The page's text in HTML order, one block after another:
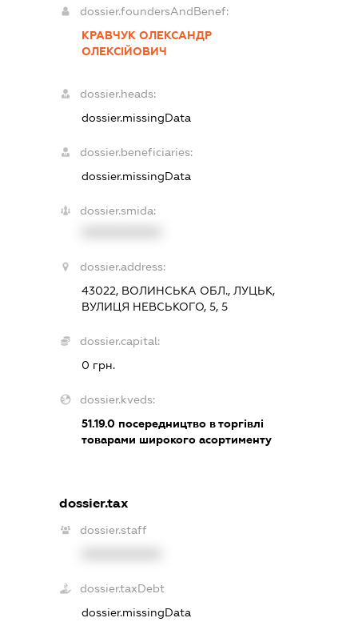
dossier.foundersAndBenef:
КРАВЧУК ОЛЕКСАНДР
ОЛЕКСІЙОВИЧ
dossier.heads:
dossier.missingData
dossier.beneficiaries:
dossier.missingData
dossier.smida:
dossier.address:
43022, ВОЛИНСЬКА ОБЛ., ЛУЦЬК,
ВУЛИЦЯ НЕВСЬКОГО, 5, 5
dossier.capital:
0 грн.
dossier.kveds:
51.19.0посередництво в торгівлі
товарами широкого асортименту
dossier.tax
dossier.staff
dossier.taxDebt
dossier.missingData